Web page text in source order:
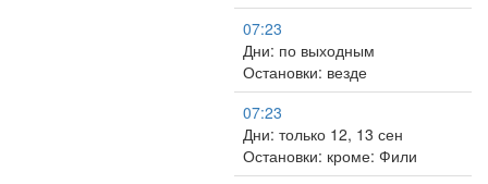
07:23
Дни: по выходным
Остановки: везде
07:23
Дни: только 12, 13 сен
Остановки: кроме: Фили